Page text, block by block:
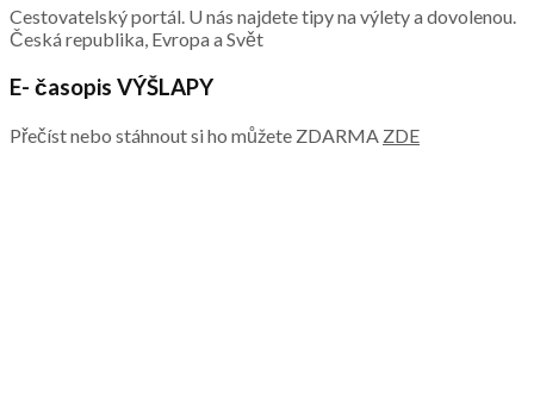
Cestovatelský portál. U nás najdete tipy na výlety a dovolenou.
Česká republika, Evropa a Svět
E- časopis VÝŠLAPY
Přečíst nebo stáhnout si ho můžete ZDARMA ZDE